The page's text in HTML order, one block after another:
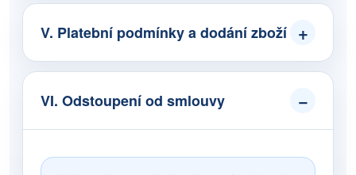
V. Platební podmínky a dodání zboží
VI. Odstoupení od smlouvy